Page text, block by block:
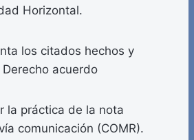
Horizontal.
los citados hechos y
acuerdo
la práctica de la nota
comunicación (COMR).